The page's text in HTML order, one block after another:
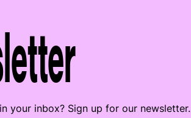
your inbox? Sign up for our newsletter.